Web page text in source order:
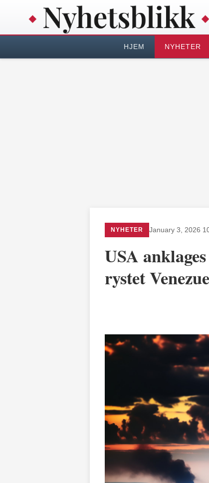
HJEM NYHETER
NYHETER January 3, 2026
USA
rystet